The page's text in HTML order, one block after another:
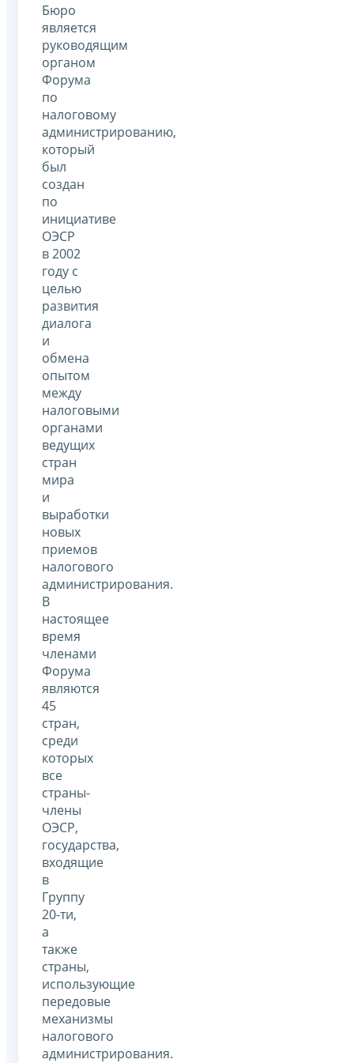
Бюро
является
руководящим
органом
Форума
по
налоговому
администрированию,
который
был
создан
по
инициативе
ОЭСР
в 2002
году с
целью
развития
диалога
и
обмена
опытом
между
налоговыми
органами
ведущих
стран
мира
и
выработки
новых
приемов
налогового
администрирования.
В
настоящее
время
членами
Форума
являются
45
стран,
среди
которых
все
страны-
члены
ОЭСР,
государства,
входящие
в
Группу
20-ти,
а
также
страны,
использующие
передовые
механизмы
налогового
администрирования.